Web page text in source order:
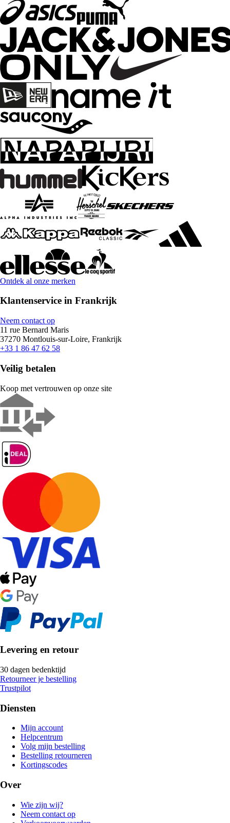
Ontdek al onze merken
Klantenservice in Frankrijk
Neem contact op
11 rue Bernard Maris
37270 Montlouis-sur-Loire, Frankrijk
+33 1 86 47 62 58
Veilig betalen
Koop met vertrouwen op onze site
Levering en retour
30 dagen bedenktijd
Retourneer je bestelling
Trustpilot
Diensten
Mijn account
Helpcentrum
Volg mijn bestelling
Bestelling retourneren
Kortingscodes
Over
Wie zijn wij?
Neem contact op